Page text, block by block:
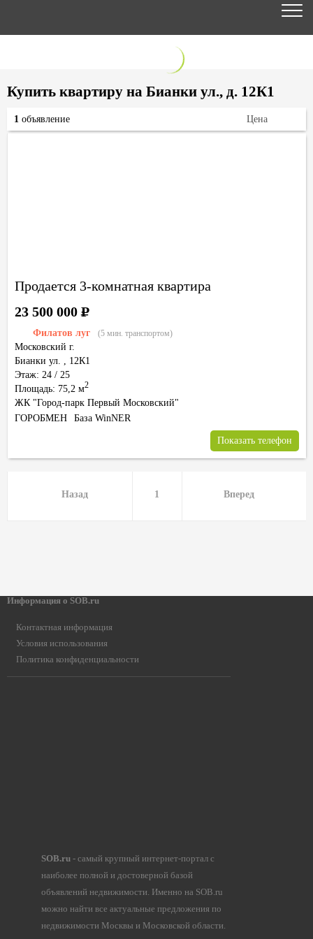
Купить квартиру на Бианки ул., д. 12К1
Продается 3-комнатная квартира
Филатов луг (5 мин. транспортом)
Московский г.
Бианки ул. , 12К1
Этаж: 24 / 25
Площадь: 75,2 м2
ЖК "Город-парк Первый Московский"
23 500 000Р
ГОРОБМЕН База WinNER
Показать телефон
1 объявление Цена
Назад 1 Вперед
Информация о SOB.ru
Контактная информация
Условия использования
Политика конфиденциальности
SOB.ru- самый крупный интернет-портал с
наиболее полной и достоверной базой
объявлений недвижимости. Именно на SOB.ru
можно найти все актуальные предложения по
недвижимости Москвы и Московской области.